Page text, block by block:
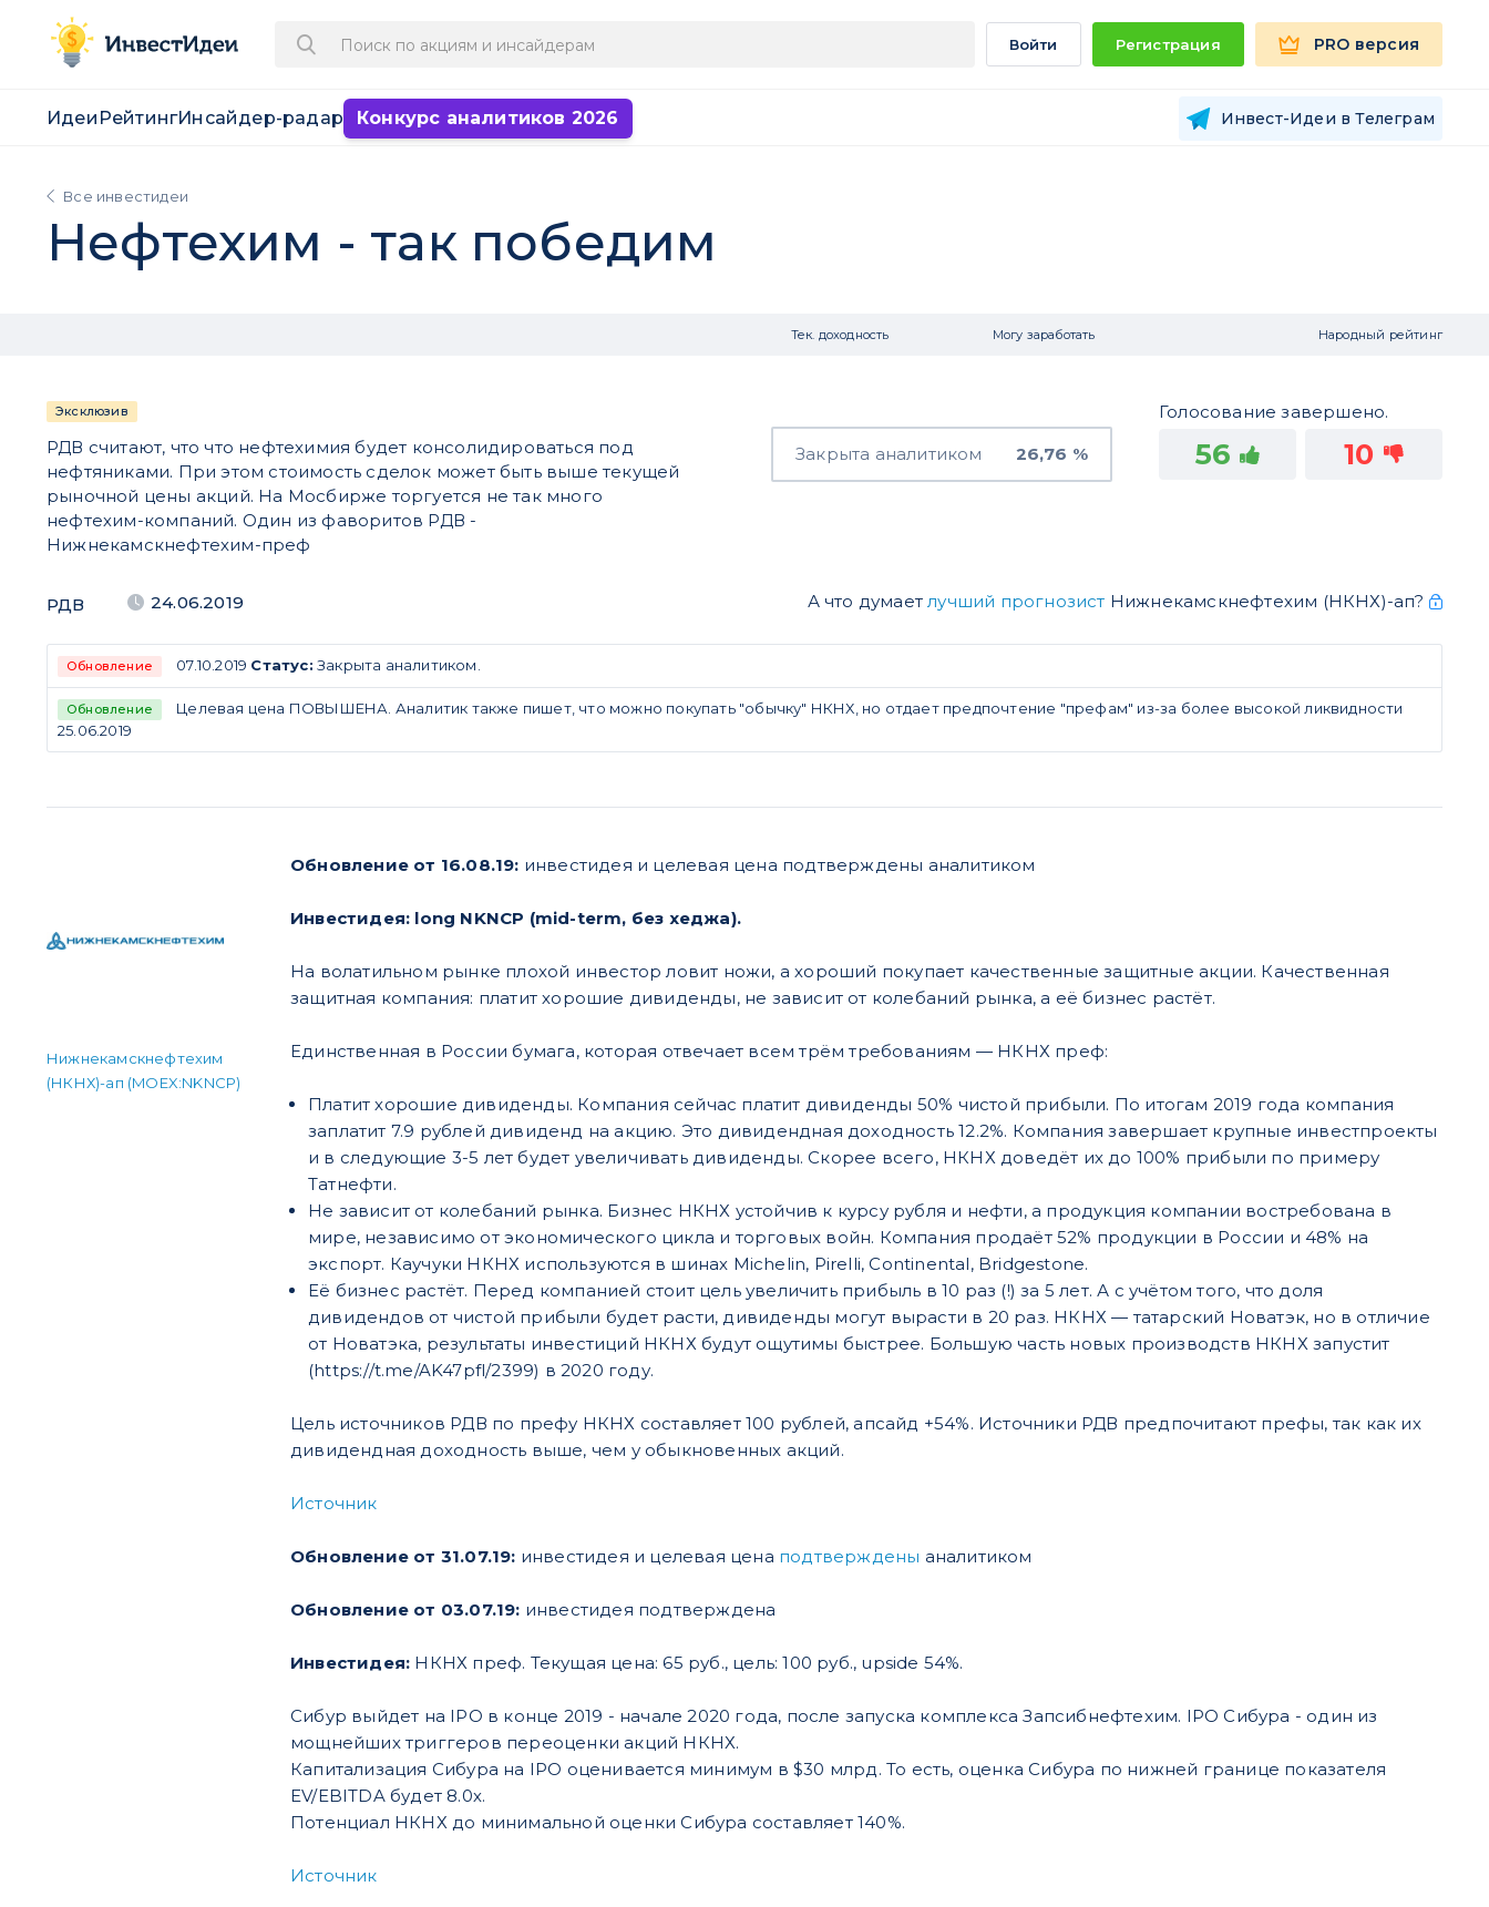
Войти Регистрация PRO версия
Идеи РейтингИнсайдер-радар Конкурс аналитиков 2026 Инвест-Идеи в Телеграм
Все инвестидеи
Нефтехим - так победим
Тек. доходность Могу заработать Народный рейтинг
Эксклюзив
РДВ считают, что что нефтехимия будет консолидироваться под
нефтяниками. При этом стоимость сделок может быть выше текущей
рыночной цены акций. На Мосбирже торгуется не так много
нефтехим-компаний. Один из фаворитов РДВ -
Нижнекамскнефтехим-преф
Закрыта аналитиком 26,76 %
Голосование завершено.
56 10
РДВ 24.06.2019 А что думаетлучший прогнозист Нижнекамскнефтехим (НКНХ)-ап?
Обновление 07.10.2019 Статус: Закрыта аналитиком.
Обновление
Целевая цена ПОВЫШЕНА. Аналитик также пишет, что можно покупать "обычку" НКНХ, но отдает предпочтение "префам" из-за более высокой ликвидности
25.06.2019
Нижнекамскнефтехим
(НКНХ)-ап (MOEX:NKNCP)
Обновление от 16.08.19: инвестидея и целевая цена подтверждены аналитиком
Инвестидея: long NKNCP (mid-term, без хеджа).
На волатильном рынке плохой инвестор ловит ножи, а хороший покупает качественные защитные акции. Качественная
защитная компания: платит хорошие дивиденды, не зависит от колебаний рынка, а её бизнес растёт.
Единственная в России бумага, которая отвечает всем трём требованиям — НКНХ преф:
Платит хорошие дивиденды. Компания сейчас платит дивиденды 50% чистой прибыли. По итогам 2019 года компания
заплатит 7.9 рублей дивиденд на акцию. Это дивидендная доходность 12.2%. Компания завершает крупные инвестпроекты
и в следующие 3-5 лет будет увеличивать дивиденды. Скорее всего, НКНХ доведёт их до 100% прибыли по примеру
Татнефти.
Не зависит от колебаний рынка. Бизнес НКНХ устойчив к курсу рубля и нефти, а продукция компании востребована в
мире, независимо от экономического цикла и торговых войн. Компания продаёт 52% продукции в России и 48% на
экспорт. Каучуки НКНХ используются в шинах Michelin, Pirelli, Continental, Bridgestone.
Её бизнес растёт. Перед компанией стоит цель увеличить прибыль в 10 раз (!) за 5 лет. А с учётом того, что доля
дивидендов от чистой прибыли будет расти, дивиденды могут вырасти в 20 раз. НКНХ — татарский Новатэк, но в отличие
от Новатэка, результаты инвестиций НКНХ будут ощутимы быстрее. Большую часть новых производств НКНХ запустит
(https://t.me/AK47pfl/2399) в 2020 году.
Цель источников РДВ по префу НКНХ составляет 100 рублей, апсайд +54%. Источники РДВ предпочитают префы, так как их
дивидендная доходность выше, чем у обыкновенных акций.
Источник
Обновление от 31.07.19: инвестидея и целевая цена подтверждены аналитиком
Обновление от 03.07.19: инвестидея подтверждена
Инвестидея: НКНХ преф. Текущая цена: 65 руб., цель: 100 руб., upside 54%.
Сибур выйдет на IPO в конце 2019 - начале 2020 года, после запуска комплекса Запсибнефтехим. IPO Сибура - один из
мощнейших триггеров переоценки акций НКНХ.
Капитализация Сибура на IPO оценивается минимум в $30 млрд. То есть, оценка Сибура по нижней границе показателя
EV/EBITDA будет 8.0х.
Потенциал НКНХ до минимальной оценки Сибура составляет 140%.
Источник